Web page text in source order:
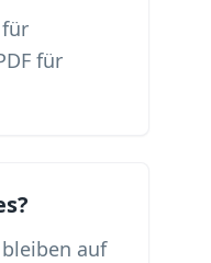
für
für
auf